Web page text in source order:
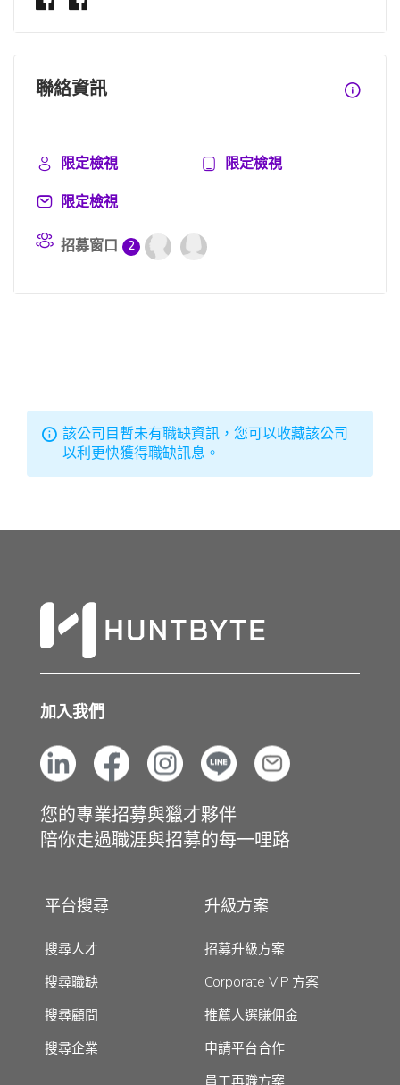
聯絡資訊
限定檢視
限定檢視
限定檢視
招募窗口 2
該公司目暫未有職缺資訊，您可以收藏該公司
以利更快獲得職缺訊息。
加入我們
您的專業招募與獵才夥伴
陪你走過職涯與招募的每一哩路
平台搜尋
搜尋人才
搜尋職缺
搜尋顧問
搜尋企業
升級方案
招募升級方案
Corporate VIP 方案
推薦人選賺佣金
申請平台合作
員工再職方案